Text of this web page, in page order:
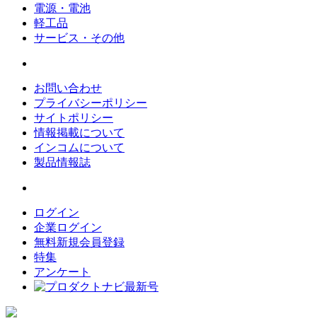
電源・電池
軽工品
サービス・その他
お問い合わせ
プライバシーポリシー
サイトポリシー
情報掲載について
インコムについて
製品情報誌
ログイン
企業ログイン
無料新規会員登録
特集
アンケート